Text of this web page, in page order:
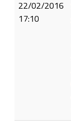
22/02/2016
17:10